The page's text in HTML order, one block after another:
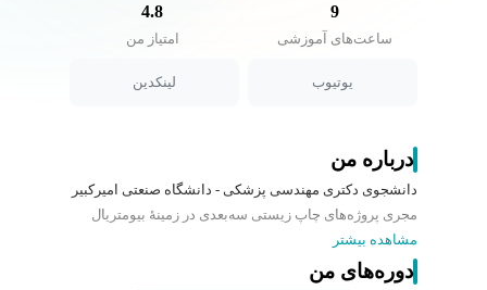
9
ساعت‌های آموزشی
4.8
امتیاز من
یوتیوب لینکدین
درباره من
دانشجوی دکتری مهندسی پزشکی - دانشگاه صنعتی امیرکبیر
مجری پروژه‌های چاپ زیستی سه‌بعدی در زمینۀ بیومتریال
مشاهده بیشتر
دوره‌های من